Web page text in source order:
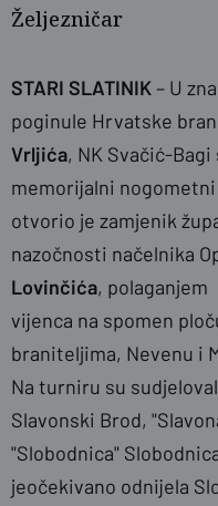
Željezničar
STARI SLATINIK – U
poginule Hrvatske
Vrljića, NK Svačić-
memorijalni
otvorio je zamjenik
nazočnosti načelnika
Lovinčića, polaganjem
vijenca na spomen
braniteljima, Nevenu i
Na turniru su
Slavonski Brod,
"Slobodnica"
jeočekivano odnijela